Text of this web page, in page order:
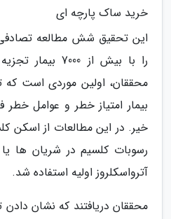
خرید ساک پارچه ای
این تحقیق شش مطالعه
را با بیش از
محققان، اولین موردی است که
بیمار امتیاز خطر و عوامل
خیر. در این مطالعات از اسکن
رسوبات کلسیم در شریان ها
آترواسکلروز اولیه استفاده شد.
محققان دریافتند که نشان